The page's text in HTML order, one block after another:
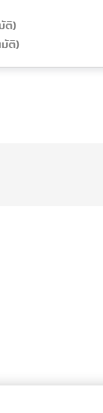
ติ)
มัติ)